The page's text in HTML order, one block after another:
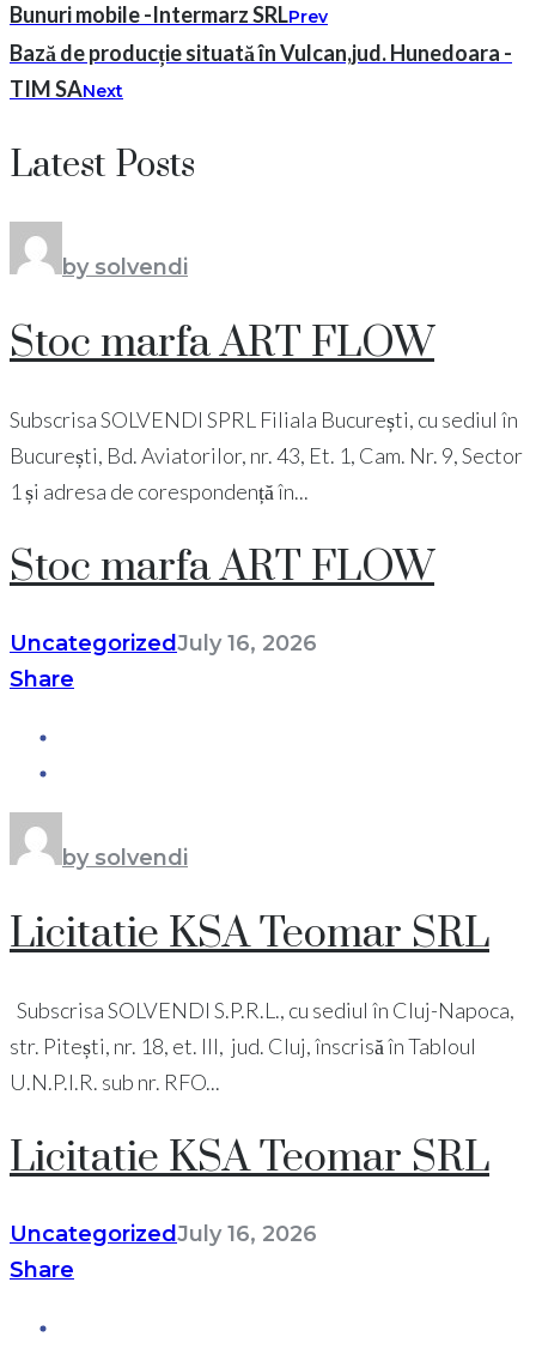
Bunuri mobile -Intermarz SRLPrev
Bază de producție situată în Vulcan,jud. Hunedoara -
TIM SANext
Latest Posts
by solvendi
Stoc marfa ART FLOW
Subscrisa SOLVENDI SPRL Filiala București, cu sediul în
București, Bd. Aviatorilor, nr. 43, Et. 1, Cam. Nr. 9, Sector
1 și adresa de corespondență în...
Stoc marfa ART FLOW
UncategorizedJuly 16, 2026
Share
by solvendi
Licitatie KSA Teomar SRL
Subscrisa SOLVENDI S.P.R.L., cu sediul în Cluj-Napoca,
str. Pitești, nr. 18, et. III, jud. Cluj, înscrisă în Tabloul
U.N.P.I.R. sub nr. RFO...
Licitatie KSA Teomar SRL
UncategorizedJuly 16, 2026
Share